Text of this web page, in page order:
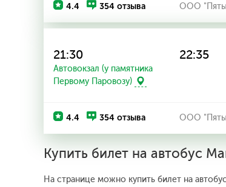
4.4 354 отзыва ООО
21:30
Автовокзал (у памятника
Первому Паровозу)
22:35
4.4 354 отзыва ООО
Купить билет на автобус
На странице можно купить билет на